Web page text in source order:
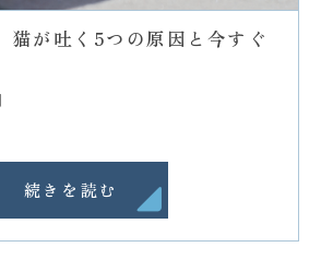
猫が吐く5つの原因と今すぐ
続きを読む